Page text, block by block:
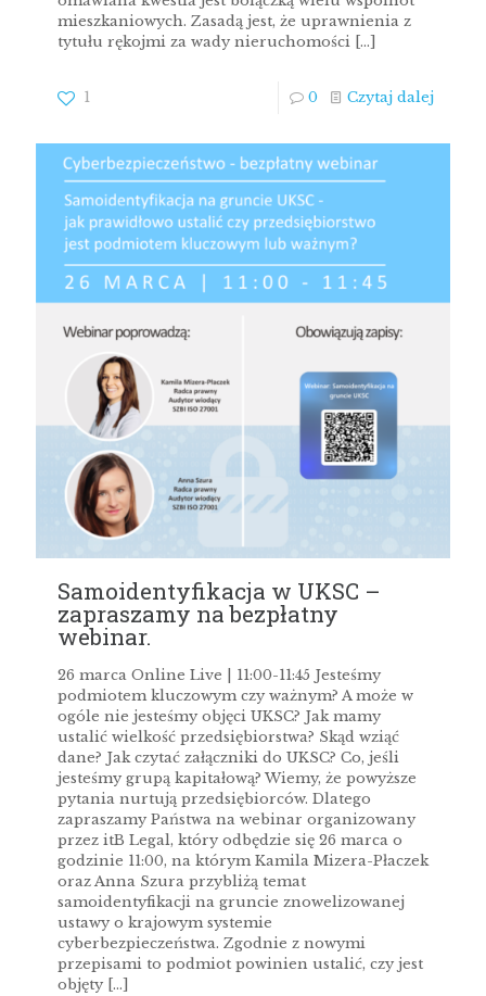
mieszkaniowych. Zasadą jest, że uprawnienia z
tytułu rękojmi za wady nieruchomości […]
1 0 Czytaj dalej
Samoidentyfikacja w UKSC –
zapraszamy na bezpłatny
webinar.
26 marca Online Live | 11:00-11:45 Jesteśmy
podmiotem kluczowym czy ważnym? A może w
ogóle nie jesteśmy objęci UKSC? Jak mamy
ustalić wielkość przedsiębiorstwa? Skąd wziąć
dane? Jak czytać załączniki do UKSC? Co, jeśli
jesteśmy grupą kapitałową? Wiemy, że powyższe
pytania nurtują przedsiębiorców. Dlatego
zapraszamy Państwa na webinar organizowany
przez itB Legal, który odbędzie się 26 marca o
godzinie 11:00, na którym Kamila Mizera-Płaczek
oraz Anna Szura przybliżą temat
samoidentyfikacji na gruncie znowelizowanej
ustawy o krajowym systemie
cyberbezpieczeństwa. Zgodnie z nowymi
przepisami to podmiot powinien ustalić, czy jest
objęty […]